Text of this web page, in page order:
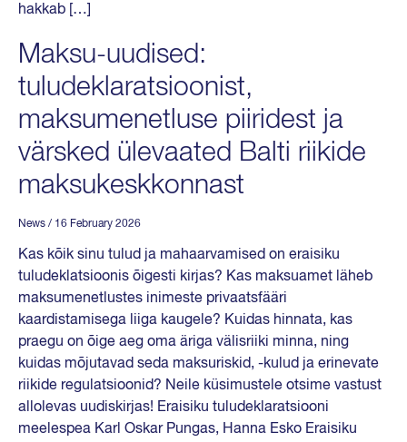
hakkab […]
Maksu-uudised:
tuludeklaratsioonist,
maksumenetluse piiridest ja
värsked ülevaated Balti riikide
maksukeskkonnast
News / 16 February 2026
Kas kõik sinu tulud ja mahaarvamised on eraisiku
tuludeklatsioonis õigesti kirjas? Kas maksuamet läheb
maksumenetlustes inimeste privaatsfääri
kaardistamisega liiga kaugele? Kuidas hinnata, kas
praegu on õige aeg oma äriga välisriiki minna, ning
kuidas mõjutavad seda maksuriskid, -kulud ja erinevate
riikide regulatsioonid? Neile küsimustele otsime vastust
allolevas uudiskirjas! Eraisiku tuludeklaratsiooni
meelespea Karl Oskar Pungas, Hanna Esko Eraisiku